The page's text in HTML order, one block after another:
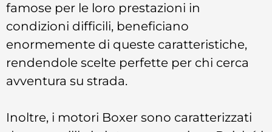
famose per le loro prestazioni in
condizioni difficili, beneficiano
enormemente di queste caratteristiche,
rendendole scelte perfette per chi cerca
avventura su strada.
Inoltre, i motori Boxer sono caratterizzati